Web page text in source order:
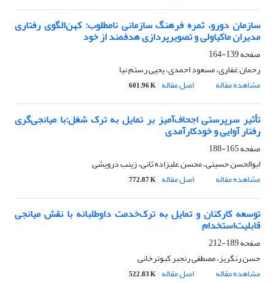
سازمان دورو، ثمره فرهنگ سازمانی نامطلوب: کهن‌الگوی رفتاری
مدیران ماکیاولی و تصویرپردازی هدفمند از خود
صفحه139-164
رحمان غفاری، مسعود احمدی، یحیی رستم نیا
مشاهده مقاله
اصل مقاله 601.96 K
تأثیر سرپرستی اجحاف‌آمیز بر تمایل به ترک‌ شغل:با میانجی‌گری
رفتار آوایی و خودکارآمدی
صفحه165-188
ابوالحسن حسینی، محسن علیزاده ثانی، زینب درویشی
مشاهده مقاله
اصل مقاله 772.87 K
توسعه کارکنان و تمایل به ترک‌خدمت داوطلبانه با نقش میانجی
قابلیت‌استخدام
صفحه189-212
حسن رنگریز، مصطفی رنجبر کبوترخانی
مشاهده مقاله
اصل مقاله 522.83 K